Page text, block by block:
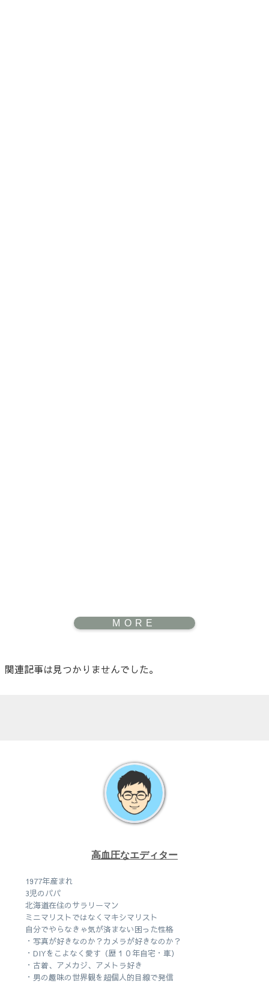
関連記事は見つかりませんでした。
高血圧なエディター
1977年産まれ
3児のパパ
北海道在住のサラリーマン
ミニマリストではなくマキシマリスト
自分でやらなきゃ気が済まない困った性格
・写真が好きなのか？カメラが好きなのか？
・DIYをこよなく愛す（歴１０年自宅・車）
・古着、アメカジ、アメトラ好き
・男の趣味の世界観を超個人的目線で発信